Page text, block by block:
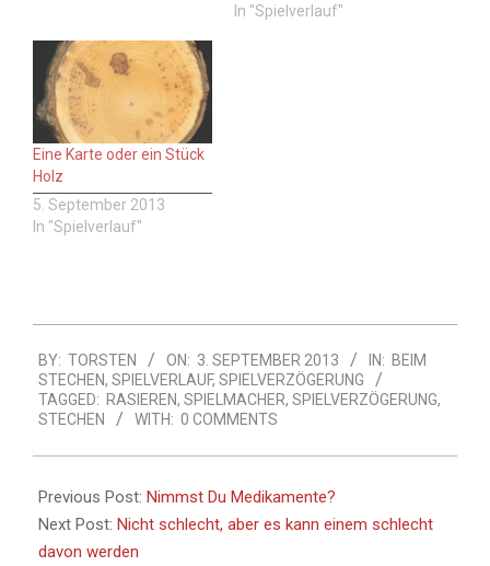
Kartenbeispiel Bild Wer
In "Spielverlauf"
Eine Karte oder ein Stück
Holz
5. September 2013
In "Spielverlauf"
09-
03
BY: TORSTEN ON: 3. SEPTEMBER 2013 IN: BEIM
STECHEN, SPIELVERLAUF, SPIELVERZÖGERUNG
TAGGED: RASIEREN, SPIELMACHER, SPIELVERZÖGERUNG,
STECHEN
WITH: 0 COMMENTS
Previous Post: Nimmst Du Medikamente?
Next Post: Nicht schlecht, aber es kann einem schlecht
davon werden